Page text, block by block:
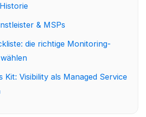
& MSPs
die richtige Monitoring-
Kit: Visibility als Managed Service